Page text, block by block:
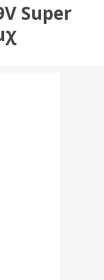
Super